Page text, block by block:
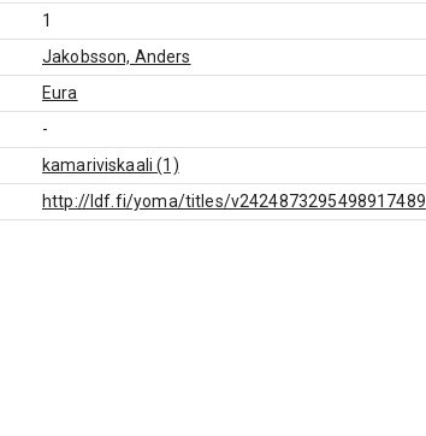
1
Jakobsson, Anders
Eura
-
kamariviskaali (1)
http://ldf.fi/yoma/titles/v2424873295498917489